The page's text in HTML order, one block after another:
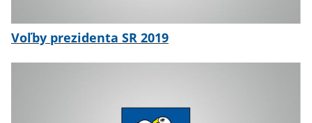
Voľby prezidenta SR 2019